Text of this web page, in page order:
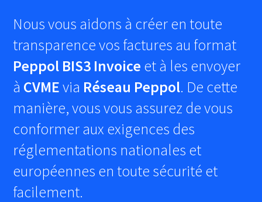
Nous vous aidons à créer en toute
transparence vos factures au format
Peppol BIS3 Invoice et à les envoyer
à CVMEvia Réseau Peppol. De cette
manière, vous vous assurez de vous
conformer aux exigences des
réglementations nationales et
européennes en toute sécurité et
facilement.